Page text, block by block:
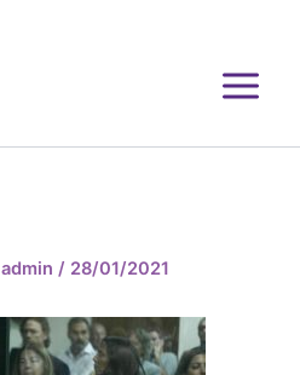
admin / 28/01/2021